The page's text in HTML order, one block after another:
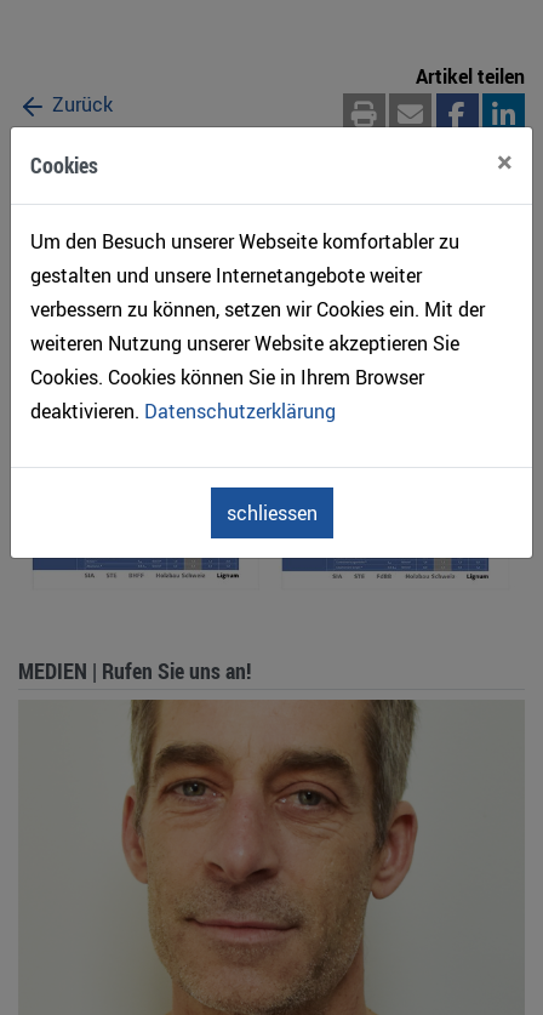
Cookies ×
Um den Besuch unserer Webseite komfortabler zu
gestalten und unsere Internetangebote weiter
verbessern zu können, setzen wir Cookies ein. Mit der
weiteren Nutzung unserer Website akzeptieren Sie
Cookies. Cookies können Sie in Ihrem Browser
deaktivieren. Datenschutzerklärung
schliessen
Zurück
Artikel teilen
Holzbautabellen 2021 mit Beispielsammlung
MEDIEN | Rufen Sie uns an!